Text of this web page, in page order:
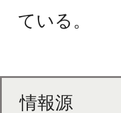
ている。
情報源